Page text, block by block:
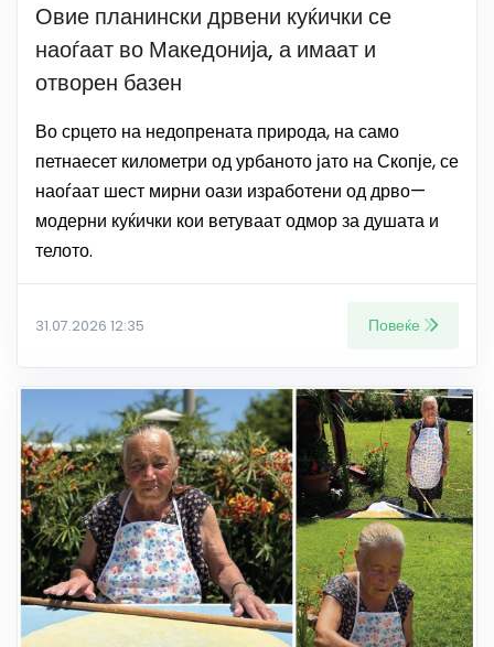
Овие планински дрвени куќички се
наоѓаат во Македонија, а имаат и
отворен базен
Во срцето на недопрената природа, на само
петнаесет километри од урбаното јато на Скопје, се
наоѓаат шест мирни оази изработени од дрво—
модерни куќички кои ветуваат одмор за душата и
телото.
31.07.2026 12:35 Повеќе